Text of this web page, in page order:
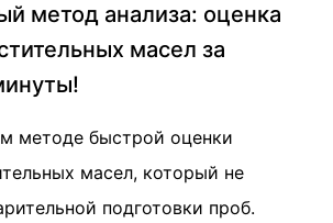
метод анализа: оценка
масел за
методе быстрой оценки
масел, который не
подготовки проб.